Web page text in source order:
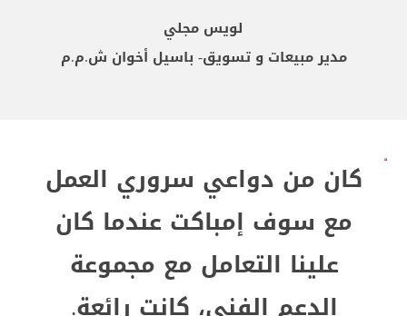
لويس مجلي
مدير مبيعات و تسويق- باسيل أخوان ش.م.م
كان من دواعي سروري العمل
مع سوف إمباكت عندما كان
علينا التعامل مع مجموعة
الدعم الفني، كانت رائعة.